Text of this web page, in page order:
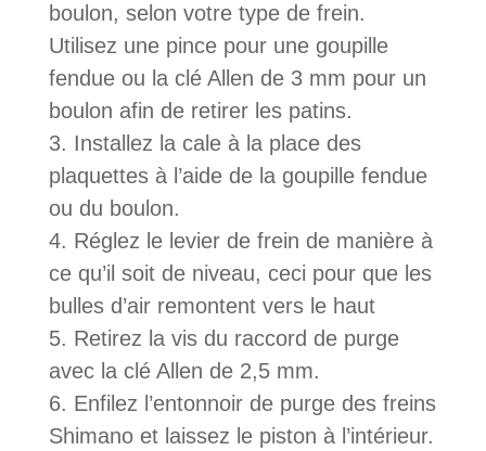
boulon, selon votre type de frein.
Utilisez une pince pour une goupille
fendue ou la clé Allen de 3 mm pour un
boulon afin de retirer les patins.
Installez la cale à la place des
plaquettes à l’aide de la goupille fendue
ou du boulon.
Réglez le levier de frein de manière à
ce qu’il soit de niveau, ceci pour que les
bulles d’air remontent vers le haut
Retirez la vis du raccord de purge
avec la clé Allen de 2,5 mm.
Enfilez l’entonnoir de purge des freins
Shimano et laissez le piston à l’intérieur.